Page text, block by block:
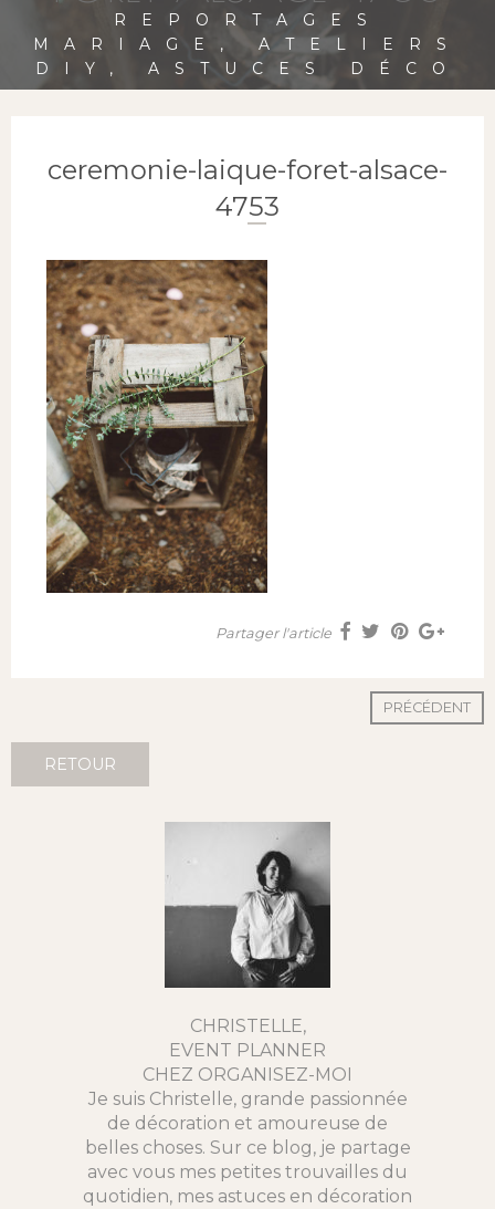
REPORTAGES
MARIAGE, ATELIERS
DIY, ASTUCES DÉCO
ceremonie-laique-foret-alsace-
4753
Partager l'article
PRÉCÉDENT
RETOUR
CHRISTELLE,
EVENT PLANNER
CHEZ ORGANISEZ-MOI
Je suis Christelle, grande passionnée
de décoration et amoureuse de
belles choses. Sur ce blog, je partage
avec vous mes petites trouvailles du
quotidien, mes astuces en décoration